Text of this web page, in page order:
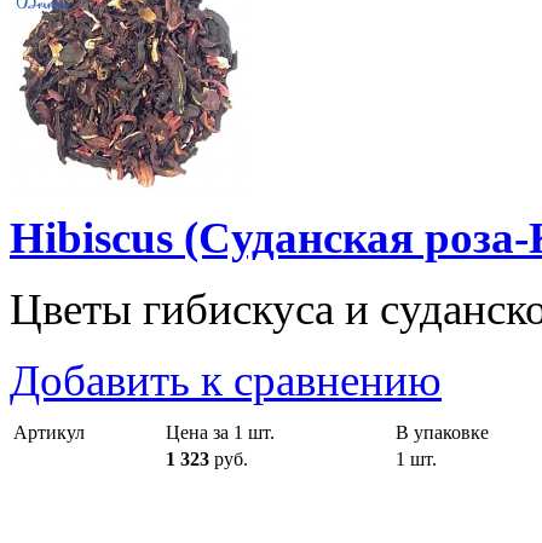
Hibiscus (Cуданская
Цветы гибискуса и
Добавить к сравнению
Артикул Цена за 1 шт.
В упаковке
1 323 руб. 1 шт.